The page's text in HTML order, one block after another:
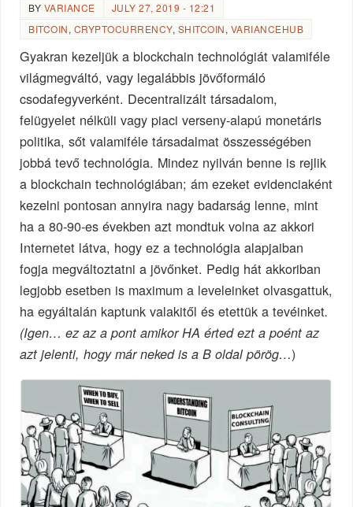
BY VARIANCE
JULY 27, 2019 - 12:21
BITCOIN, CRYPTOCURRENCY, SHITCOIN, VARIANCEHUB
Gyakran kezeljük a blockchain technológiát valamiféle
világmegváltó, vagy legalábbis jövőformáló
csodafegyverként. Decentralizált társadalom,
felügyelet nélküli vagy piaci verseny-alapú monetáris
politika, sőt valamiféle társadalmat összességében
jobbá tevő technológia. Mindez nyilván benne is rejlik
a blockchain technológiában; ám ezeket evidenciaként
kezelni pontosan annyira nagy badarság lenne, mint
ha a 80-90-es években azt mondtuk volna az akkori
Internetet látva, hogy ez a technológia alapjaiban
fogja megváltoztatni a jövőnket. Pedig hát akkoriban
legjobb esetben is maximum a leveleinket olvasgattuk,
ha egyáltalán kaptunk valakitől és etettük a tevéinket.
(Igen… ez az a pont amikor HA érted ezt a poént az
azt jelenti, hogy már neked is a B oldal pörög…)